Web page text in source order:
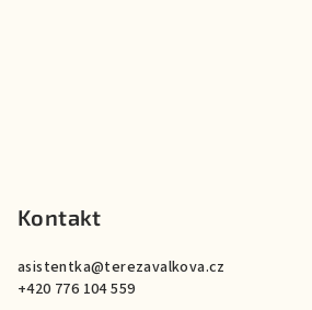
Kontakt
asistentka@terezavalkova.cz
+420 776 104 559